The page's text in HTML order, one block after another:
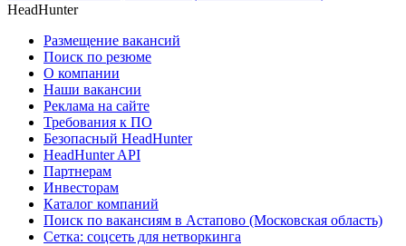
HeadHunter
Размещение вакансий
Поиск по резюме
О компании
Наши вакансии
Реклама на сайте
Требования к ПО
Безопасный HeadHunter
HeadHunter API
Партнерам
Инвесторам
Каталог компаний
Поиск по вакансиям в Астапово (Московская область)
Сетка: соцсеть для нетворкинга